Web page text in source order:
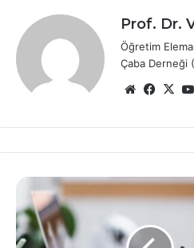
Prof. Dr.
Öğretim
Çaba Derneği
Web
X
üniversite
364
personel